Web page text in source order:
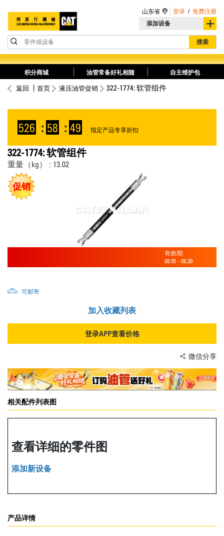
添加设备
零件或设备 搜索
山东省 登录 / 免费注册
积分商城 油管常备好礼相随 自主维护包
返回 首页 液压油管促销 322-1774: 软管组件
526 : 58 : 49 指定产品专享折扣
322-1774: 软管组件
重量（kg） : 13.02
促销
有效期:
08.05 - 08.30
可邮寄
加入收藏列表
登录APP查看价格
微信分享
相关配件列表图
查看详细的零件图
添加新设备
产品详情